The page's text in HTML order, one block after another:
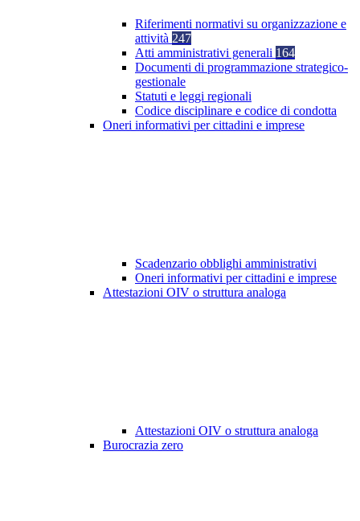
Riferimenti normativi su organizzazione e
attività 247
Atti amministrativi generali 164
Documenti di programmazione strategico-
gestionale
Statuti e leggi regionali
Codice disciplinare e codice di condotta
Oneri informativi per cittadini e imprese
Scadenzario obblighi amministrativi
Oneri informativi per cittadini e imprese
Attestazioni OIV o struttura analoga
Attestazioni OIV o struttura analoga
Burocrazia zero